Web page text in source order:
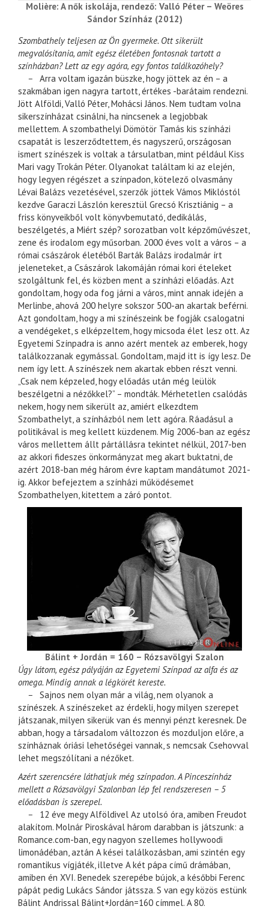
Molière: A nők iskolája, rendező: Valló Péter – Weöres
Sándor Színház (2012)
Szombathely teljesen az Ön gyermeke. Ott sikerült
megvalósítania, amit egész életében fontosnak tartott a
színházban? Lett az egy agóra, egy fontos találkozóhely?
– Arra voltam igazán büszke, hogy jöttek az én – a
szakmában igen nagyra tartott, értékes -barátaim rendezni.
Jött Alföldi, Valló Péter, Mohácsi János. Nem tudtam volna
sikerszínházat csinálni, ha nincsenek a legjobbak
mellettem. A szombathelyi Dömötör Tamás kis színházi
csapatát is leszerződtettem, és nagyszerű, országosan
ismert színészek is voltak a társulatban, mint például Kiss
Mari vagy Trokán Péter. Olyanokat találtam ki az elején,
hogy legyen régészet a színpadon, kötelező olvasmány
Lévai Balázs vezetésével, szerzők jöttek Vámos Miklóstól
kezdve Garaczi Lászlón keresztül Grecsó Krisztiánig – a
friss könyveikből volt könyvbemutató, dedikálás,
beszélgetés, a Miért szép? sorozatban volt képzőművészet,
zene és irodalom egy műsorban. 2000 éves volt a város – a
római császárok életéből Barták Balázs irodalmár írt
jeleneteket, a Császárok lakomáján római kori ételeket
szolgáltunk fel, és közben ment a színházi előadás. Azt
gondoltam, hogy oda fog járni a város, mint annak idején a
Merlinbe, ahová 200 helyre sokszor 500-an akartak beférni.
Azt gondoltam, hogy a mi színészeink be fogják csalogatni
a vendégeket, s elképzeltem, hogy micsoda élet lesz ott. Az
Egyetemi Színpadra is anno azért mentek az emberek, hogy
találkozzanak egymással. Gondoltam, majd itt is így lesz. De
nem így lett. A színészek nem akartak ebben részt venni.
„Csak nem képzeled, hogy előadás után még leülök
beszélgetni a nézőkkel?” – mondták. Mérhetetlen csalódás
nekem, hogy nem sikerült az, amiért elkezdtem
Szombathelyt, a színházból nem lett agóra. Ráadásul a
politikával is meg kellett küzdenem. Míg 2006-ban az egész
város mellettem állt pártállásra tekintet nélkül, 2017-ben
az akkori fideszes önkormányzat meg akart buktatni, de
azért 2018-ban még három évre kaptam mandátumot 2021-
ig. Akkor befejeztem a színházi működésemet
Szombathelyen, kitettem a záró pontot.
Bálint + Jordán = 160 – Rózsavölgyi Szalon
Úgy látom, egész pályáján az Egyetemi Színpad az alfa és az
omega. Mindig annak a légkörét kereste.
– Sajnos nem olyan már a világ, nem olyanok a
színészek. A színészeket az érdekli, hogy milyen szerepet
játszanak, milyen sikerük van és mennyi pénzt keresnek. De
abban, hogy a társadalom változzon és mozduljon előre, a
színháznak óriási lehetőségei vannak, s nemcsak Csehovval
lehet megszólítani a nézőket.
Azért szerencsére láthatjuk még színpadon. A Pinceszínház
mellett a Rózsavölgyi Szalonban lép fel rendszeresen – 5
előadásban is szerepel.
– 12 éve megy Alföldivel Az utolsó óra, amiben Freudot
alakítom. Molnár Piroskával három darabban is játszunk: a
Romance.com-ban, egy nagyon szellemes hollywoodi
limonádéban, aztán A kései találkozásban, ami szintén egy
romantikus vígjáték, illetve A két pápa című drámában,
amiben én XVI. Benedek szerepébe bújok, a későbbi Ferenc
pápát pedig Lukács Sándor játssza. S van egy közös estünk
Bálint Andrissal Bálint+Jordán=160 címmel. A 80.